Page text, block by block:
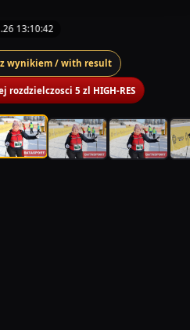
13:10:42
z wynikiem / with result
5 zl HIGH-RES